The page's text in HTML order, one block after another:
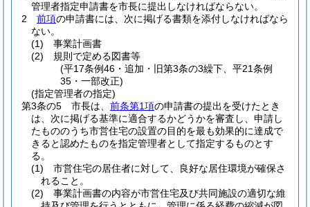
管理者指定申請書を市長に提出しなければならない。
2
前項の申請書には、次に掲げる書類を添付しなければなら
ない。
(1)
事業計画書
(2)
規則で定める図書等
(平17条例46・追加・旧第3条の3繰下、平21条例
35・一部改正)
(指定管理者の指定)
第3条の5
市長は、 前条第1項の申請書の提出を受けたとき
は、次に掲げる基準に適合するかどうかを審査し、申請し
たもののうち市営住宅の設置の目的を最も効果的に達成で
きると認めたものを指定管理者として指定するものとす
る。
(1)
市営住宅の居住者に対して、良好な居住環境が確保さ
れること。
(2)
事業計画書の内容が市営住宅及び共同施設の適切な維